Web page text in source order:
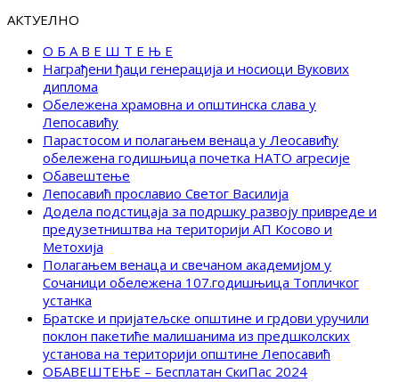
АКТУЕЛНО
О Б А В Е Ш Т Е Њ Е
Награђени ђаци генерација и носиоци Вукових
диплома
Обележена храмовна и општинска слава у
Лепосавићу
Парастосом и полагањем венаца у Леосавићу
обележена годишњица почетка НАТО агресије
Обавештење
Лепосавић прославио Светог Василија
Додела подстицаја за подршку развоју привреде и
предузетништва на територији АП Косово и
Метохија
Полагањем венаца и свечаном академијом у
Сочаници обележена 107.годишњица Топличког
устанка
Братске и пријатељске општине и грдови уручили
поклон пакетиће малишанима из предшколских
установа на територији општине Лепосавић
ОБАВЕШТЕЊЕ – Бесплатан СкиПас 2024